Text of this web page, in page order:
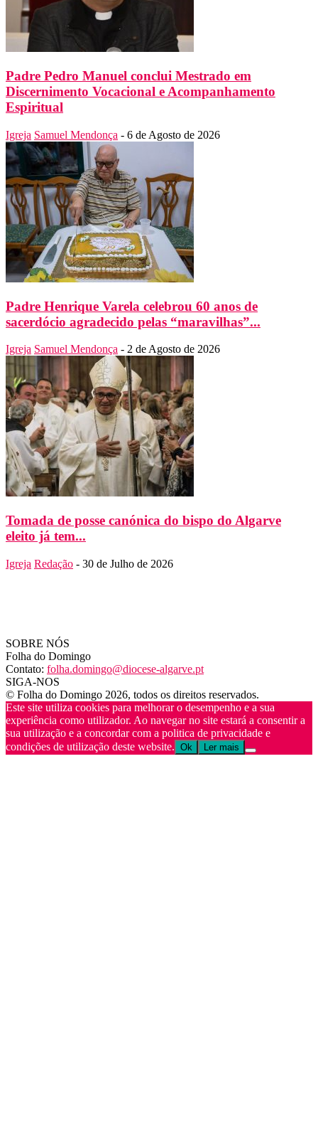
Padre Pedro Manuel conclui Mestrado em
Discernimento Vocacional e Acompanhamento
Espiritual
Igreja Samuel Mendonça - 6 de Agosto de 2026
Padre Henrique Varela celebrou 60 anos de
sacerdócio agradecido pelas “maravilhas”...
Igreja Samuel Mendonça - 2 de Agosto de 2026
Tomada de posse canónica do bispo do Algarve
eleito já tem...
Igreja Redação - 30 de Julho de 2026
SOBRE NÓS
Folha do Domingo
Contato: folha.domingo@diocese-algarve.pt
SIGA-NOS
© Folha do Domingo 2026, todos os direitos reservados.
Este site utiliza cookies para melhorar o desempenho e a sua
experiência como utilizador. Ao navegar no site estará a consentir a
sua utilização e a concordar com a politica de privacidade e
condições de utilização deste website. Ok Ler mais